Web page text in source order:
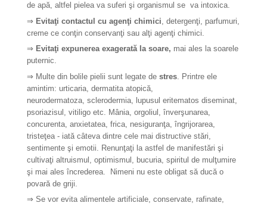
de apă, altfel pielea va suferi şi organismul se va intoxica.
⇒ Evitaţi contactul cu agenţi chimici , detergenţi, parfumuri,
creme ce conţin conservanţi sau alţi agenţi chimici.
⇒ Evitaţi expunerea exagerată Ia soare, mai ales la soarele
puternic.
⇒ Multe din bolile pielii sunt legate de stres . Printre ele
amintim: urticaria, dermatita atopică,
neurodermatoza, sclerodermia, lupusul eritematos diseminat,
psoriazisul, vitiligo etc. Mânia, orgoliul, înverşunarea,
concurenta, anxietatea, frica, nesiguranţa, îngrijorarea,
tristeţea - iată câteva dintre cele mai distructive stări,
sentimente şi emotii. Renunţaţi la astfel de manifestări şi
cultivaţi altruismul, optimismul, bucuria, spiritul de mulţumire
şi mai ales încrederea. Nimeni nu este obligat să ducă o
povară de griji.
⇒ Se vor evita alimentele artificiale, conservate, rafinate,